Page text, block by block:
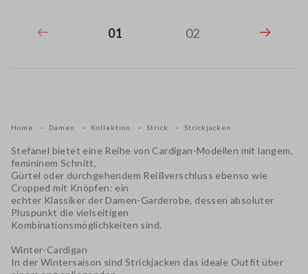
01 02
Home Damen Kollektion Strick Strickjacken
Stefanel bietet eine Reihe von Cardigan-Modellen mit langem,
femininem Schnitt,
Gürtel oder durchgehendem Reißverschluss ebenso wie
Cropped mit Knöpfen: ein
echter Klassiker der Damen-Garderobe, dessen absoluter
Pluspunkt die vielseitigen
Kombinationsmöglichkeiten sind.
Winter-Cardigan
In der Wintersaison sind Strickjacken das ideale Outfit über